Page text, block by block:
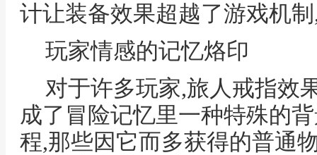
计让装备效果超越了游戏机
玩家情感的记忆烙印
对于许多玩家,旅人戒指效
成了冒险记忆里一种特殊的
程,那些因它而多获得的普通